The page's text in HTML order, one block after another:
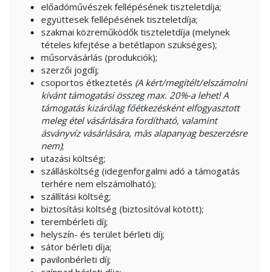
előadóművészek fellépésének tiszteletdíja;
együttesek fellépésének tiszteletdíja;
szakmai közreműködők tiszteletdíja (melynek
tételes kifejtése a betétlapon szükséges);
műsorvásárlás (produkciók);
szerzői jogdíj;
csoportos étkeztetés (A kért/megítélt/elszámolni
kívánt támogatási összeg max. 20%-a lehet! A
támogatás kizárólag főétkezésként elfogyasztott
meleg étel vásárlására fordítható, valamint
ásványvíz vásárlására, más alapanyag beszerzésre
nem);
utazási költség;
szállásköltség (idegenforgalmi adó a támogatás
terhére nem elszámolható);
szállítási költség;
biztosítási költség (biztosítóval kötött);
terembérleti díj;
helyszín- és terület bérleti díj;
sátor bérleti díja;
pavilonbérleti díj;